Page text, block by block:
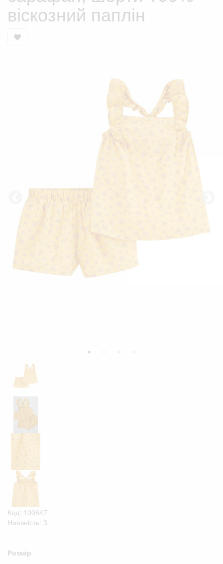
віскозний паплін
Код: 100647
Наявність: 3
Розмір